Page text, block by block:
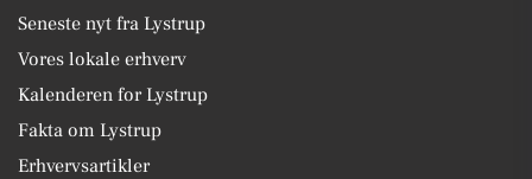
Seneste nyt fra Lystrup
Vores lokale erhverv
Kalenderen for Lystrup
Fakta om Lystrup
Erhvervsartikler